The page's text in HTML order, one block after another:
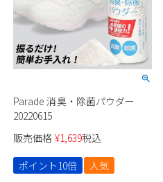
Parade 消臭・除菌パウダー
20220615
販売価格 ¥1,639税込
ポイント10倍
人気